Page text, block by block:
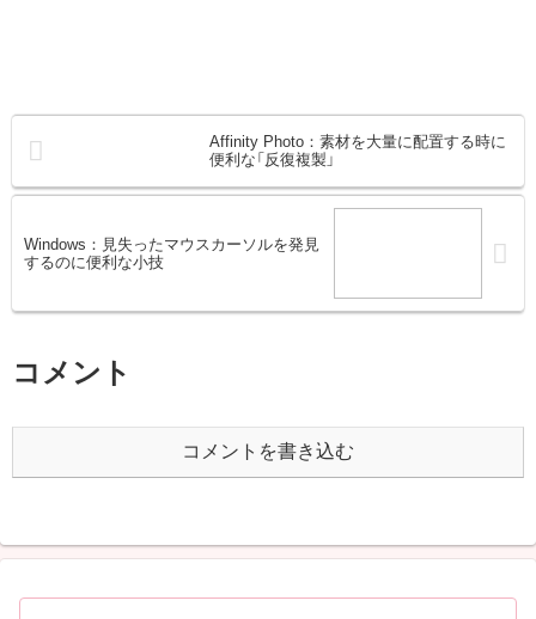
Affinity Photo：素材を大量に配置する時に
便利な「反復複製」
Windows：見失ったマウスカーソルを発見
するのに便利な小技
コメント
コメントを書き込む